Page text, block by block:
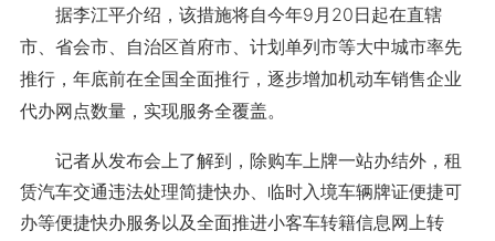
据李江平介绍，该措施将自今年9月20日起在直辖
市、省会市、自治区首府市、计划单列市等大中城市率先
推行，年底前在全国全面推行，逐步增加机动车销售企业
代办网点数量，实现服务全覆盖。
记者从发布会上了解到，除购车上牌一站办结外，租
赁汽车交通违法处理简捷快办、临时入境车辆牌证便捷可
办等便捷快办服务以及全面推进小客车转籍信息网上转